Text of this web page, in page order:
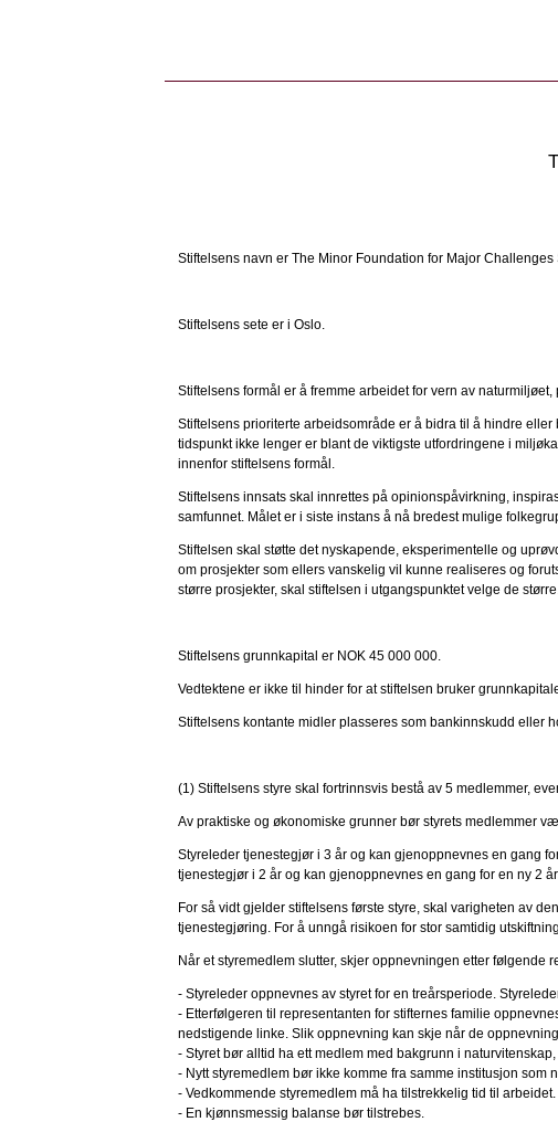
Stiftelsens navn er The Minor Foundation for Major Challenges
Stiftelsens sete er i Oslo.
Stiftelsens formål er å fremme arbeidet for vern av
Stiftelsens prioriterte arbeidsområde er å bidra til å hindre
tidspunkt ikke lenger er blant de viktigste utfordringene i
innenfor stiftelsens formål.
Stiftelsens innsats skal innrettes på opinionspåvirkning,
samfunnet. Målet er i siste instans å nå bredest mulige
Stiftelsen skal støtte det nyskapende, eksperimentelle og
om prosjekter som ellers vanskelig vil kunne realiseres og
større prosjekter, skal stiftelsen i utgangspunktet velge de større.
Stiftelsens grunnkapital er NOK 45 000 000.
Vedtektene er ikke til hinder for at stiftelsen bruker
Stiftelsens kontante midler plasseres som bankinnskudd eller
(1) Stiftelsens styre skal fortrinnsvis bestå av 5 medlemmer,
Av praktiske og økonomiske grunner bør styrets medlemmer
Styreleder tjenestegjør i 3 år og kan gjenoppnevnes en gang
tjenestegjør i 2 år og kan gjenoppnevnes en gang for en ny 2
For så vidt gjelder stiftelsens første styre, skal varigheten av
tjenestegjøring. For å unngå risikoen for stor samtidig
Når et styremedlem slutter, skjer oppnevningen etter følgende
- Styreleder oppnevnes av styret for en treårsperiode.
- Etterfølgeren til representanten for stifternes familie
nedstigende linke. Slik oppnevning kan skje når de
- Styret bør alltid ha ett medlem med bakgrunn i
- Nytt styremedlem bør ikke komme fra samme institusjon som
- Vedkommende styremedlem må ha tilstrekkelig tid til
- En kjønnsmessig balanse bør tilstrebes.